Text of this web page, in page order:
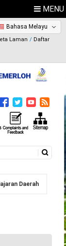
MENU
Laman Daftar
Bahasa Melayu
Daerah